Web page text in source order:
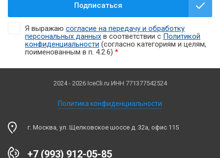
Я выражаю согласие на передачу и обработку
персональных данных в соответствии с Политикой
конфиденциальности (согласно категориям и целям,
поименованным в п. 4.2.6) *
Подписаться
2024 - 2026 IceCli.ru ИНН 771377542524
Политика конфиденциальности
г. Москва, ул. Щелковское шоссе д. 32а, офис 115
+7 (993) 912-05-85